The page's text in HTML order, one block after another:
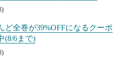
ど全巻が39%OFFになるクーポ
(8/6まで)